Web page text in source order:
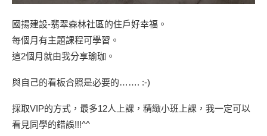
國揚建設-翡翠森林社區的住戶好幸福。
每個月有主題課程可學習。
這2個月就由我分享瑜珈。
與自己的看板合照是必要的……. :-)
採取VIP的方式，最多12人上課，精緻小班上課，我一定可以
看見同學的錯誤!!!^^